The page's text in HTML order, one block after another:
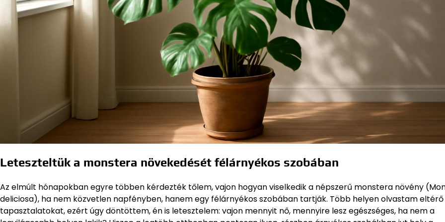
Leteszteltük a monstera növekedését félárnyékos szobában
Az elmúlt hónapokban egyre többen kérdezték tőlem, vajon hogyan viselkedik a népszerű monstera növény
deliciosa), ha nem közvetlen napfényben, hanem egy félárnyékos szobában tartják. Több helyen olvastam eltérő
tapasztalatokat, ezért úgy döntöttem, én is letesztelem: vajon mennyit nő, mennyire lesz egészséges, ha nem a